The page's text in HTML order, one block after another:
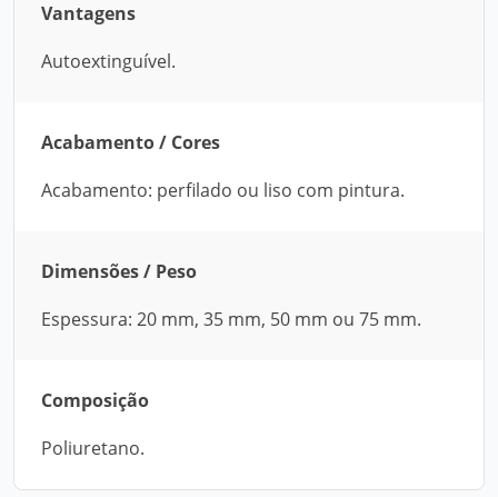
Vantagens
Autoextinguível.
Acabamento / Cores
Acabamento: perfilado ou liso com pintura.
Dimensões / Peso
Espessura: 20 mm, 35 mm, 50 mm ou 75 mm.
Composição
Poliuretano.